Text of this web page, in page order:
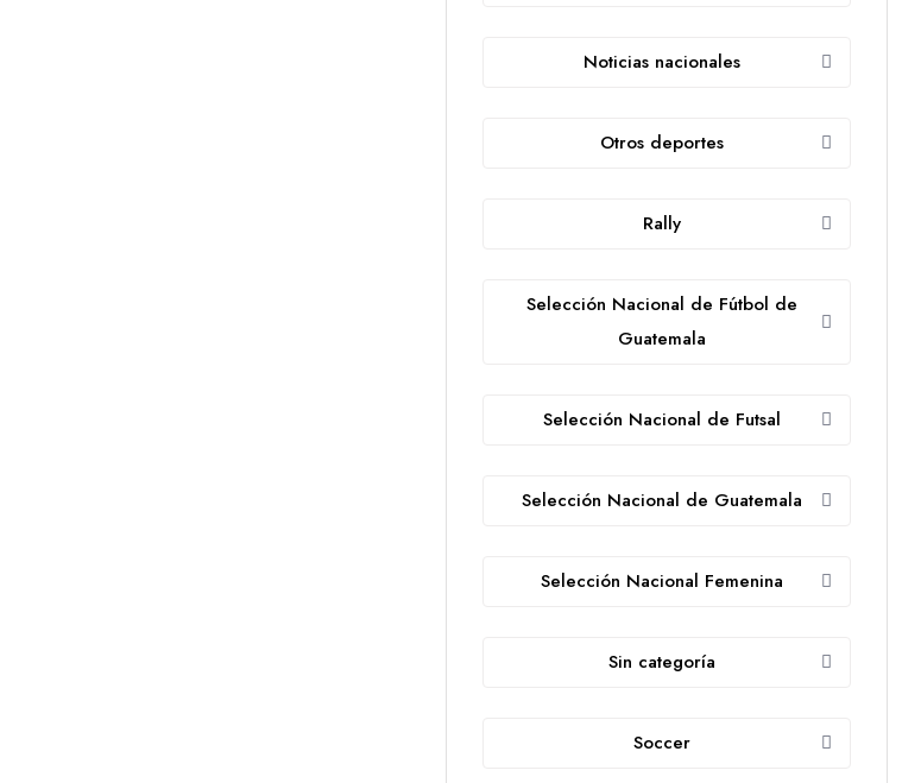
Noticias nacionales
Otros deportes
Rally
Selección Nacional de Fútbol de
Guatemala
Selección Nacional de Futsal
Selección Nacional de Guatemala
Selección Nacional Femenina
Sin categoría
Soccer